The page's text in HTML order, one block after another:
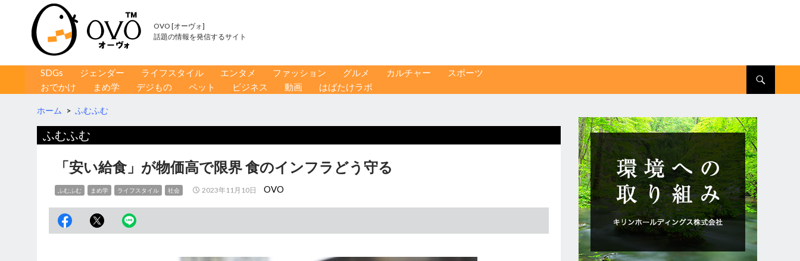
OVO [オーヴォ]
話題の情報を発信するサイト
コンテンツへ移動
SDGs ジェンダー ライフスタイル エンタメ ファッション グルメ カルチャー
スポーツ
おでかけ
まめ学 デジもの ペット ビジネス 動画 はばたけラボ
ホーム > ふむふむ
ふむふむ
「安い給食」が物価高で限界 食のインフラどう守る
ふむふむ まめ学 ライフスタイル 社会 2023年11月10日 OVO